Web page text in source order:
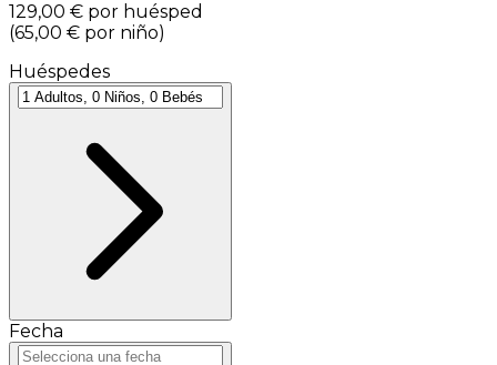
129,00 € por huésped
(65,00 € por niño)
Huéspedes
Fecha